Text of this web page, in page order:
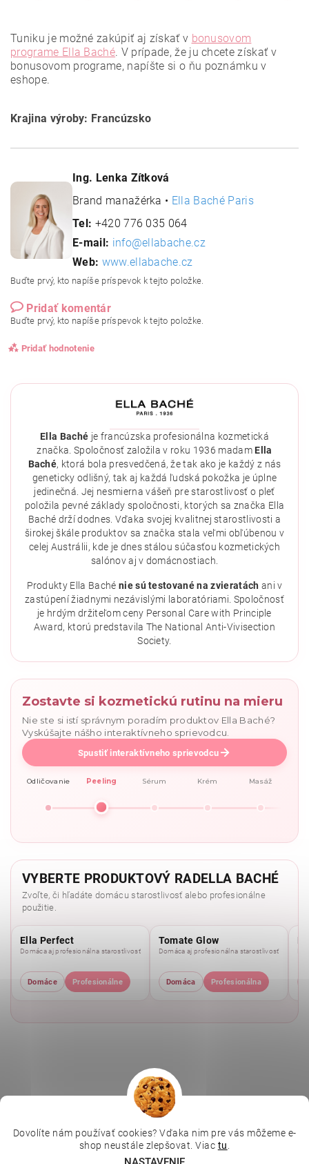
Tuniku je možné zakúpiť aj získať v bonusovom
programe Ella Baché. V prípade, že ju chcete získať v
bonusovom programe, napíšte si o ňu poznámku v
eshope.
Krajina výroby: Francúzsko
Ing. Lenka Zítková
Brand manažérka • Ella Baché Paris
Tel: +420 776 035 064
E-mail: info@ellabache.cz
Web: www.ellabache.cz
Buďte prvý, kto napíše príspevok k tejto položke.
Pridať komentár
Buďte prvý, kto napíše príspevok k tejto položke.
Pridať hodnotenie
Vložením hodnotenie súhlasíte spodmienkami ochrany
Ella Baché je francúzska profesionálna kozmetická
značka. Spoločnosť založila v roku 1936 madam Ella
Baché, ktorá bola presvedčená, že tak ako je každý z nás
geneticky odlišný, tak aj každá ľudská pokožka je úplne
jedinečná. Jej nesmierna vášeň pre starostlivosť o pleť
položila pevné základy spoločnosti, ktorých sa značka Ella
Baché drží dodnes. Vďaka svojej kvalitnej starostlivosti a
širokej škále produktov sa značka stala veľmi obľúbenou v
celej Austrálii, kde je dnes stálou súčasťou kozmetických
salónov aj v domácnostiach.
Produkty Ella Baché nie sú testované na zvieratách ani v
zastúpení žiadnymi nezávislými laboratóriami. Spoločnosť
je hrdým držiteľom ceny Personal Care with Principle
Award, ktorú predstavila The National Anti-Vivisection
Society.
Zostavte si kozmetickú rutinu na mieru
Nie ste si istí správnym poradím produktov Ella Baché?
Vyskúšajte nášho interaktívneho sprievodcu.
Spustiť interaktívneho sprievodcu
Odličovanie Peeling Sérum Krém Masáž
VYBERTE PRODUKTOVÝ RADELLA BACHÉ
Zvoľte, či hľadáte domácu starostlivosť alebo profesionálne
použitie.
Ella Perfect
Domáca aj profesionálna starostlivosť
Domáce Profesionálne
Tomate Glow
Domáca aj profesionálna starostlivosť
Domáca Profesionálna
Depilujeme.cz | Kosmetická škola | Online kosmetické kurzy |
MikroArt | Ella Baché
Dovolíte nám používať cookies? Vďaka nim pre vás môžeme e-
shop neustále zlepšovat. Viac tu